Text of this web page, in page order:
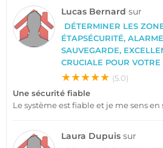
Lucas Bernard sur
DÉTERMINER LES
ÉTAPSÉCURITÉ,
SAUVEGARDE,
CRUCIALE POUR VOTRE
★★★★★ (5.0)
Une sécurité fiable
Le système est fiable et je me sens en
Laura Dupuis sur